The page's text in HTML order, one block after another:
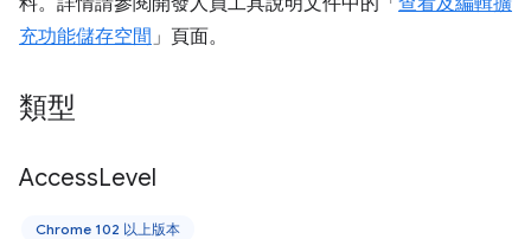
充功能儲存空間 」頁面。
類型
AccessLevel
Chrome 102 以上版本